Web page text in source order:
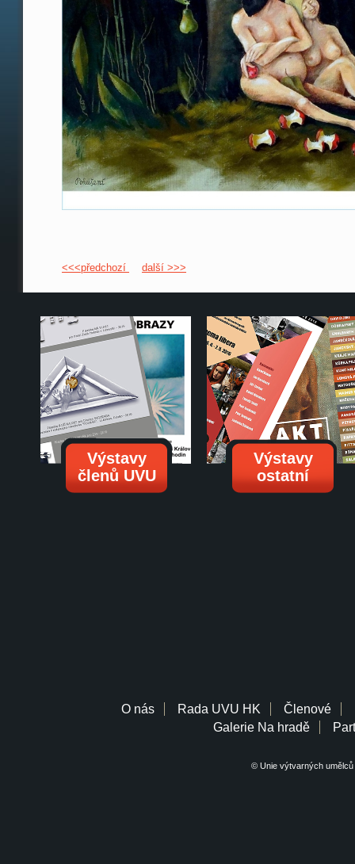
<<<předchozí další >>>
Výstavy
členů UVU
Výstavy
ostatní
O nás Rada UVU HK Členové
Galerie Na hradě
© Unie výtvarných